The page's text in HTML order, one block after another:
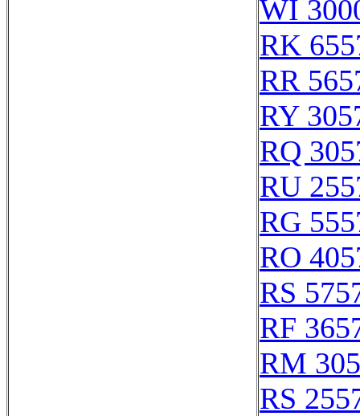
WI
RK
RR
RY
RQ
RU
RG
RO
RS
RF
RM
RS